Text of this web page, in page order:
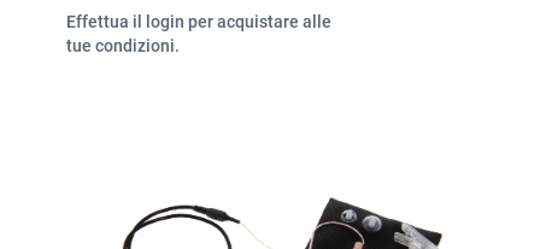
Effettua il login per acquistare alle
tue condizioni.